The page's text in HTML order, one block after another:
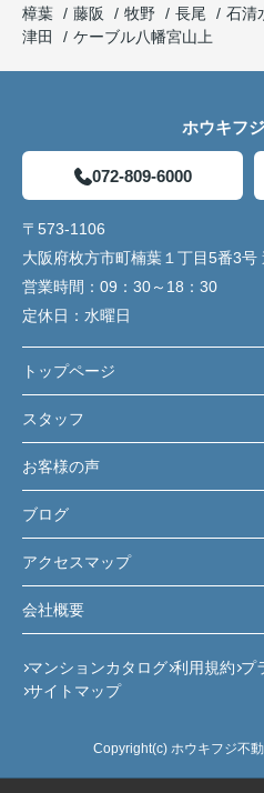
樟葉
藤阪 牧野 長尾 石清
津田
ケーブル八幡宮山上
ホウキフ
072-809-6000
〒573-1106
大阪府枚方市町楠葉１丁目5番3号
営業時間： 09：30～18：30
定休日： 水曜日
トップページ
スタッフ
お客様の声
ブログ
アクセスマップ
会社概要
マンションカタログ 利用規約 プ
サイトマップ
Copyright(c) ホウキフジ不